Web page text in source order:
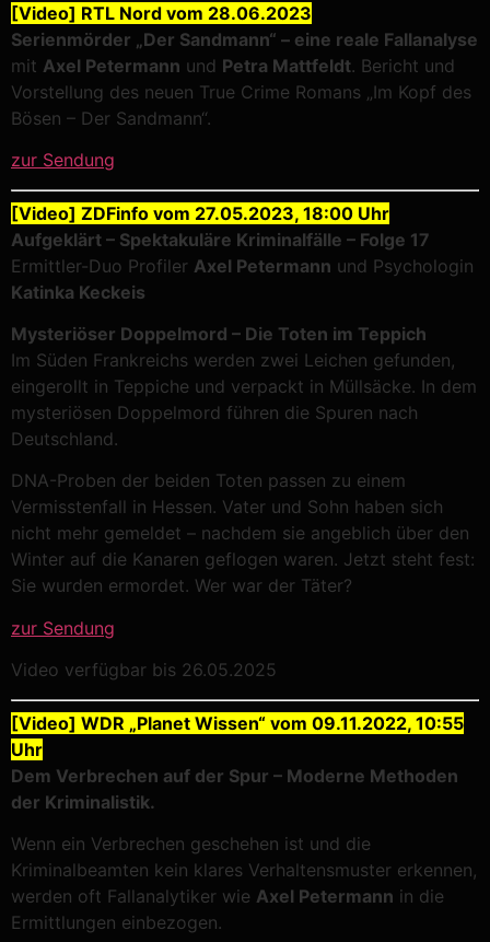
[Video] RTL Nord vom 28.06.2023
Serienmörder „Der Sandmann“ – eine reale Fallanalyse
mit Axel Petermann und Petra Mattfeldt. Bericht und
Vorstellung des neuen True Crime Romans „Im Kopf des
Bösen – Der Sandmann“.
zur Sendung
[Video] ZDFinfo vom 27.05.2023, 18:00 Uhr
Aufgeklärt – Spektakuläre Kriminalfälle – Folge 17
Ermittler-Duo Profiler Axel Petermann und Psychologin
Katinka Keckeis
Mysteriöser Doppelmord – Die Toten im Teppich
Im Süden Frankreichs werden zwei Leichen gefunden,
eingerollt in Teppiche und verpackt in Müllsäcke. In dem
mysteriösen Doppelmord führen die Spuren nach
Deutschland.
DNA-Proben der beiden Toten passen zu einem
Vermisstenfall in Hessen. Vater und Sohn haben sich
nicht mehr gemeldet – nachdem sie angeblich über den
Winter auf die Kanaren geflogen waren. Jetzt steht fest:
Sie wurden ermordet. Wer war der Täter?
zur Sendung
Video verfügbar bis 26.05.2025
[Video] WDR „Planet Wissen“ vom 09.11.2022, 10:55
Uhr
Dem Verbrechen auf der Spur – Moderne Methoden
der Kriminalistik.
Wenn ein Verbrechen geschehen ist und die
Kriminalbeamten kein klares Verhaltensmuster erkennen,
werden oft Fallanalytiker wie Axel Petermann in die
Ermittlungen einbezogen.